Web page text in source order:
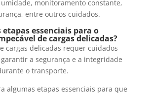
monitoramento constante,
entre outros cuidados.
etapas essenciais para o
de cargas delicadas?
cargas delicadas requer cuidados
a segurança e a integridade
o transporte.
algumas etapas essenciais para que